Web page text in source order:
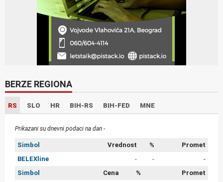
BERZE REGIONA
RS SLO HR BIH-RS BIH-FED MNE
Prikazani su dnevni podaci na dan -
Simbol Vrednost %
Promet
BELEXline
- -
-
Simbol
Cena %
Promet